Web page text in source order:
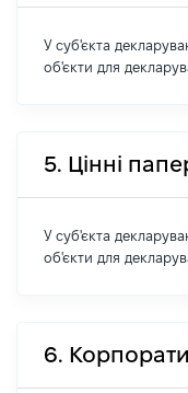
У суб'єкта
об'єкти для
5. Цінні
У суб'єкта
об'єкти для
6.